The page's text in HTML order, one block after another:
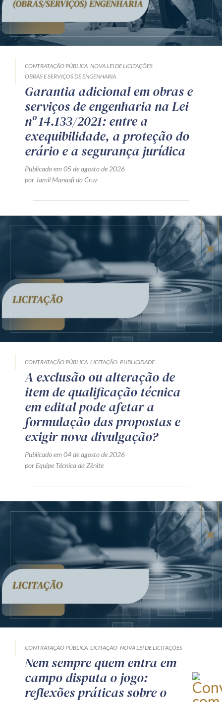
CONTRATAÇÃO PÚBLICA NOVA LEI DE LICITAÇÕES
OBRAS E SERVIÇOS DE ENGENHARIA
Garantia adicional em obras e
serviços de engenharia na Lei
nº 14.133/2021: entre a
exequibilidade, a proteção do
erário e a segurança jurídica
Publicado em 05 de agosto de 2026
por Jamil Manasfi da Cruz
CONTRATAÇÃO PÚBLICA LICITAÇÃO PUBLICIDADE
A exclusão ou alteração de
item de qualificação técnica
em edital pode afetar a
formulação das propostas e
exigir nova divulgação?
Publicado em 04 de agosto de 2026
por Equipe Técnica da Zênite
CONTRATAÇÃO PÚBLICA LICITAÇÃO NOVA LEI DE LICITAÇÕES
Nem sempre quem entra em
campo disputa o jogo:
reflexões práticas sobre o